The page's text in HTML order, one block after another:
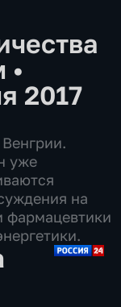
•
2017
уже
на
фармацевтики